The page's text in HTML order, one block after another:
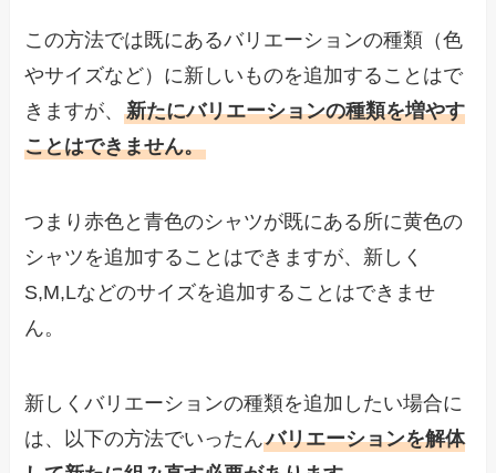
この方法では既にあるバリエーションの種類（色
やサイズなど）に新しいものを追加することはで
きますが、新たにバリエーションの種類を増やす
ことはできません。
つまり赤色と青色のシャツが既にある所に黄色の
シャツを追加することはできますが、新しく
S,M,Lなどのサイズを追加することはできませ
ん。
新しくバリエーションの種類を追加したい場合に
は、以下の方法でいったんバリエーションを解体